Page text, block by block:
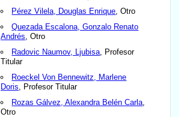
Pérez Vilela, Douglas Enrique , Otro
Quezada Escalona, Gonzalo Renato
Andrés , Otro
Radovic Naumov, Ljubisa , Profesor
Titular
Roeckel Von Bennewitz, Marlene
Doris , Profesor Titular
Rozas Gálvez, Alexandra Belén Carla
Otro